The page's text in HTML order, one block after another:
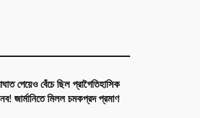
পেয়েও বেঁচে ছিল প্রাগৈতিহাসিক
জার্মানিতে মিলল চমকপ্রদ প্রমাণ